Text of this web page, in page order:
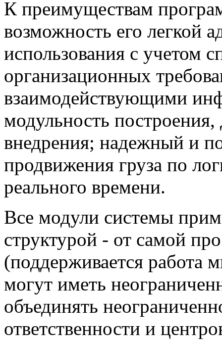
К преимуществам
возможность его легкой
использования с учетом
организационных
взаимодействующими
модульность
внедрения; надежный и
продвижения груза по
реального времени.
Все модули системы
структурой - от самой
(поддерживается работа
могут иметь
объединять
ответственности и